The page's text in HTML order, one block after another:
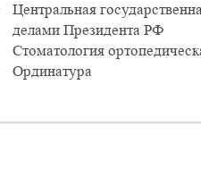
Центральная
делами Президента РФ
Стоматология
Ординатура